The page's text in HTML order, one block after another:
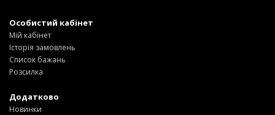
Особистий кабінет
Мій кабінет
Історія замовлень
Список бажань
Розсилка
Додатково
Новинки